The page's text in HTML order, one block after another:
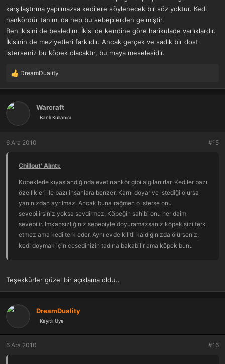
karşılaştırma yapılmazsa kedilere söylenecek bir söz yoktur. Kedi
nankördür tanımı da hep bu sebeplerden gelmiştir.
Ben ikisini de besledim. İkisi de kendine göre harikulade varlıklardır.
İkisinin de meziyetleri farklıdır. Ancak gerçek ve sadık bir dost
isterseniz bu köpek olacaktır, bu maya meselesidir.
T
p
k
l
e
DreamDuality
Warcraft
Banlı Kullanıcı
6 Ara 2010 #15
Chillout' Alıntı:
Köpeklerle kıyaslandığında evet nankör gibi algılanırlar. Kediler bazı
özellikleri ile bazı insanlara benzer. Karnı doyar ve istediği olursa
yanınızdan ayrılmaz. Ancak buna rağmen o isterse onu
sevebilirsiniz yoksa sevdirmez. Köpeğin sahibi onu her daim
sevebilir. İmkansızlığınız sebebiyle doyuramazsanız köpek sizi terk
etmez ama kedi terk eder. Aynı evde kilitli kaldığınızda ölürseniz,
kedi doymak için cesedinizin tadına bakabilir ama köpek bunu
Kediyi suçlayamayız çünkü dikkat ederseniz insanın özelliklerine
elbette ama köpeğin sahibini bilerek üzdüğü görülmemiştir çok
nadir durumlar dışında. Kedi cezalandırır ve süründürür ama köpek
sadece çok farklı durumlarda hoşlanmadığınız şeyi yapar.
(Sonradan türetilen köpek türlerinde müdahaleden dolayı sorunlar
Teşekkürler güzel bir açıklama oldu..
DreamDuality
Kayıtlı Üye
6 Ara 2010 #16